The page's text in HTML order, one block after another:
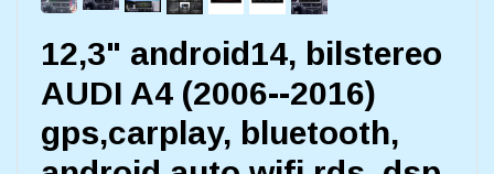
12,3" android14, bilstereo
AUDI A4 (2006--2016)
gps,carplay, bluetooth,